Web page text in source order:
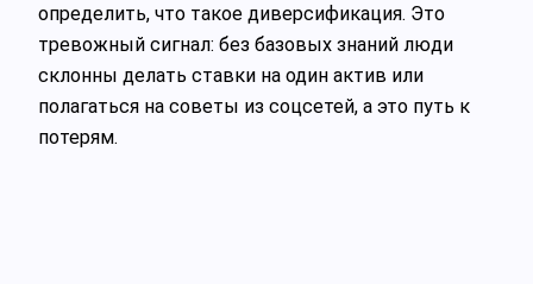
определить, что такое диверсификация. Это
тревожный сигнал: без базовых знаний люди
склонны делать ставки на один актив или
полагаться на советы из соцсетей, а это путь к
потерям.